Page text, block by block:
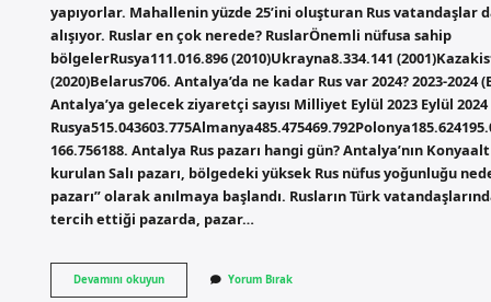
yapıyorlar. Mahallenin yüzde 25’ini oluşturan Rus vatandaşlar
alışıyor. Ruslar en çok nerede? RuslarÖnemli nüfusa sahip
bölgelerRusya111.016.896 (2010)Ukrayna8.334.141
(2020)Belarus706. Antalya’da ne kadar Rus var 2024? 2023-2024
Antalya’ya gelecek ziyaretçi sayısı Milliyet Eylül 2023 Eylül 2024
166.756188. Antalya Rus pazarı hangi gün? Antalya’nın
kurulan Salı pazarı, bölgedeki yüksek Rus nüfus yoğunluğu
pazarı” olarak anılmaya başlandı. Rusların Türk
tercih ettiği pazarda, pazar…
Devamını okuyunAntalyada
En
Yorum Bırak